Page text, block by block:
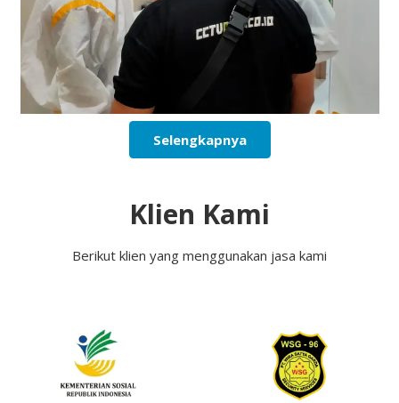
Selengkapnya
Klien Kami
Berikut klien yang menggunakan jasa kami